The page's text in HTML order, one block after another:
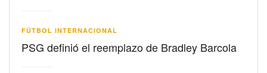
FÚTBOL INTERNACIONAL
PSG definió el reemplazo de Bradley Barcola